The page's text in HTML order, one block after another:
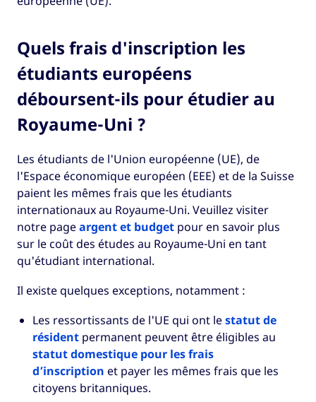
Quels frais d'inscription les
étudiants européens
déboursent-ils pour étudier au
Royaume-Uni ?
Les étudiants de l'Union européenne (UE), de
l'Espace économique européen (EEE) et de la Suisse
paient les mêmes frais que les étudiants
internationaux au Royaume-Uni. Veuillez visiter
notre pageargent et budget pour en savoir plus
sur le coût des études au Royaume-Uni en tant
qu'étudiant international.
Il existe quelques exceptions, notamment :
Les ressortissants de l'UE qui ont lestatut de
résidentpermanent peuvent être éligibles au
statut domestique pour les frais
d’inscription et payer les mêmes frais que les
citoyens britanniques.